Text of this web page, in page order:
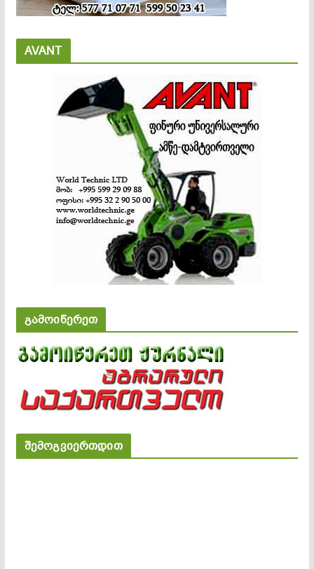
AVANT
გამოიწერეთ
შემოგვიერთდით